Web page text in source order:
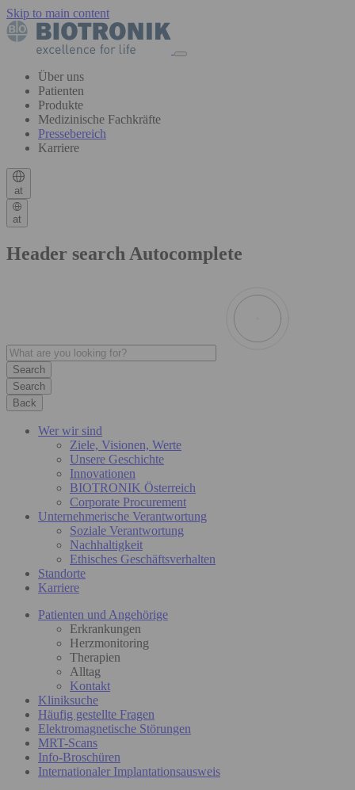
Skip to main content
Über uns
Patienten
Produkte
Medizinische Fachkräfte
Pressebereich
Karriere
at
at
Header search Autocomplete
Search
Back
Wer wir sind
Ziele, Visionen, Werte
Unsere Geschichte
Innovationen
BIOTRONIK Österreich
Corporate Procurement
Unternehmerische Verantwortung
Soziale Verantwortung
Nachhaltigkeit
Ethisches Geschäftsverhalten
Standorte
Karriere
Patienten und Angehörige
Erkrankungen
Herzmonitoring
Therapien
Alltag
Kontakt
Kliniksuche
Häufig gestellte Fragen
Elektromagnetische Störungen
MRT-Scans
Info-Broschüren
Internationaler Implantationsausweis